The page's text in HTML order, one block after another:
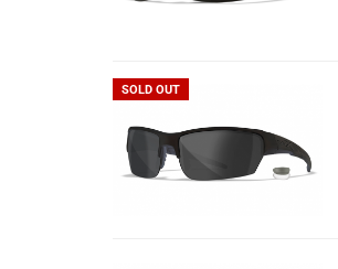
SOLD OUT